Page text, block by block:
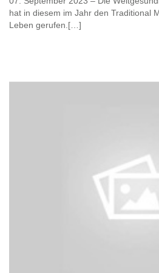
hat in diesem im Jahr den Traditional
Leben gerufen.[…]